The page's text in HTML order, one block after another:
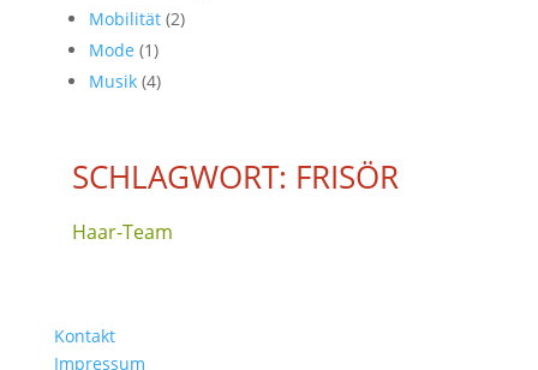
Mobilität (2)
Mode (1)
Musik (4)
SCHLAGWORT: FRISÖR
Haar-Team
Kontakt
Impressum